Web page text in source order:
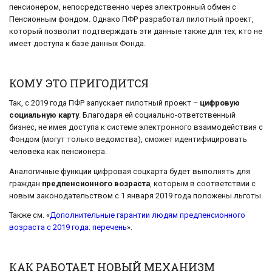
пенсионером, непосредственно через электронный обмен с
Пенсионным фондом. Однако ПФР разработал пилотный проект,
который позволит подтверждать эти данные также для тех, кто не
имеет доступа к базе данных Фонда.
КОМУ ЭТО ПРИГОДИТСЯ
Так, с 2019 года ПФР запускает пилотный проект – цифровую
социальную карту. Благодаря ей социально-ответственный
бизнес, не имея доступа к системе электронного взаимодействия с
Фондом (могут только ведомства), сможет идентифицировать
человека как пенсионера.
Аналогичные функции цифровая соцкарта будет выполнять для
граждан предпенсионного возраста , которым в соответствии с
новым законодательством с 1 января 2019 года положены льготы.
Также см. «Дополнительные гарантии людям предпенсионного
возраста с 2019 года: перечень».
КАК РАБОТАЕТ НОВЫЙ МЕХАНИЗМ